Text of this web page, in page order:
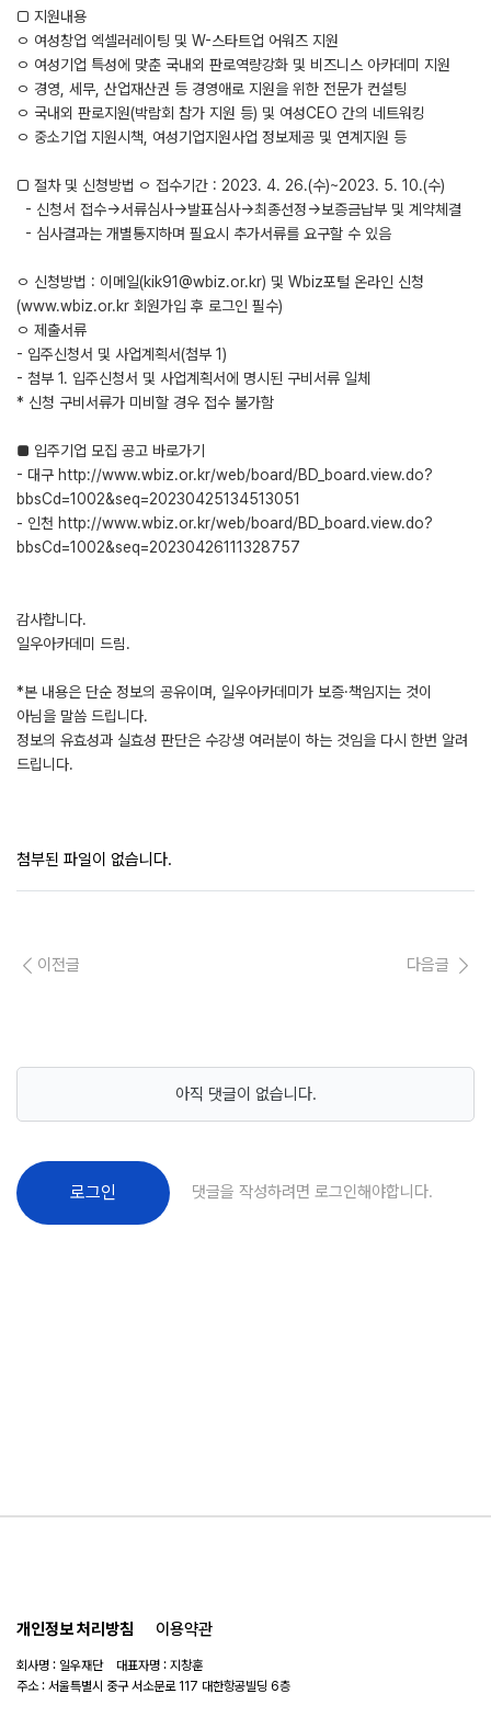
□ 지원내용
ㅇ 여성창업 엑셀러레이팅 및 W-스타트업 어워즈 지원
ㅇ 여성기업 특성에 맞춘 국내외 판로역량강화 및 비즈니스 아카데미 지원
ㅇ 경영, 세무, 산업재산권 등 경영애로 지원을 위한 전문가 컨설팅
ㅇ 국내외 판로지원(박람회 참가 지원 등) 및 여성CEO 간의 네트워킹
ㅇ 중소기업 지원시책, 여성기업지원사업 정보제공 및 연계지원 등
□ 절차 및 신청방법 ㅇ 접수기간 : 2023. 4. 26.(수)~2023. 5. 10.(수)
- 신청서 접수→서류심사→발표심사→최종선정→보증금납부 및 계약체결
- 심사결과는 개별통지하며 필요시 추가서류를 요구할 수 있음
ㅇ 신청방법 : 이메일(kik91@wbiz.or.kr) 및 Wbiz포털 온라인 신청
(www.wbiz.or.kr 회원가입 후 로그인 필수)
ㅇ 제출서류
- 입주신청서 및 사업계획서(첨부 1)
- 첨부 1. 입주신청서 및 사업계획서에 명시된 구비서류 일체
* 신청 구비서류가 미비할 경우 접수 불가함
■ 입주기업 모집 공고 바로가기
- 대구 http://www.wbiz.or.kr/web/board/BD_board.view.do?
bbsCd=1002&seq=20230425134513051
- 인천 http://www.wbiz.or.kr/web/board/BD_board.view.do?
bbsCd=1002&seq=20230426111328757
감사합니다.
일우아카데미 드림.
*본 내용은 단순 정보의 공유이며, 일우아카데미가 보증·책임지는 것이
아님을 말씀 드립니다.
정보의 유효성과 실효성 판단은 수강생 여러분이 하는 것임을 다시 한번 알려
드립니다.
첨부된 파일이 없습니다.
이전글 다음글
아직 댓글이 없습니다.
로그인 댓글을 작성하려면 로그인해야합니다.
개인정보 처리방침 이용약관
회사명 : 일우재단 대표자명 : 지창훈
주소 : 서울특별시 중구 서소문로 117 대한항공빌딩 6층